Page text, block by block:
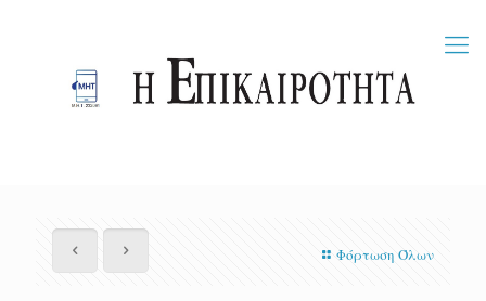
Φόρτωση Όλων